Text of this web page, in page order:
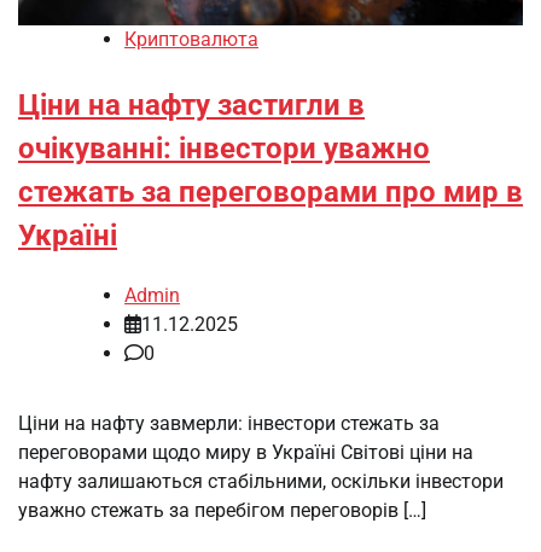
Криптовалюта
Ціни на нафту застигли в
очікуванні: інвестори уважно
стежать за переговорами про мир в
Україні
Admin
11.12.2025
0
Ціни на нафту завмерли: інвестори стежать за
переговорами щодо миру в Україні Світові ціни на
нафту залишаються стабільними, оскільки інвестори
уважно стежать за перебігом переговорів […]